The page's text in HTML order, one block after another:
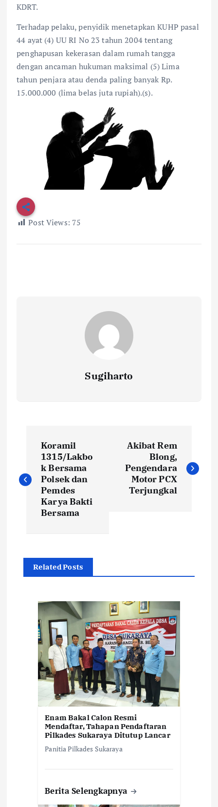
KDRT.
Terhadap pelaku, penyidik menetapkan KUHP pasal
44 ayat (4) UU RI No 23 tahun 2004 tentang
penghapusan kekerasan dalam rumah tangga
dengan ancaman hukuman maksimal (5) Lima
tahun penjara atau denda paling banyak Rp.
15.000.000 (lima belas juta rupiah).(s).
Post Views: 75
Sugiharto
v
a
s
Koramil
1315/Lakbo
k Bersama
Polsek dan
Pemdes
Karya Bakti
Bersama
Akibat Rem
Blong,
Pengendara
Motor PCX
Terjungkal
Related Posts
Enam Bakal Calon Resmi
Mendaftar, Tahapan Pendaftaran
Pilkades Sukaraya Ditutup Lancar
Panitia Pilkades Sukaraya
Berita Selengkapnya